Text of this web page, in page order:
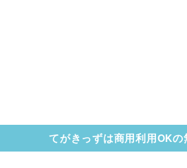
てがきっずは商用利用OKの